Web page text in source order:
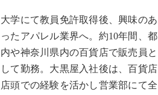
大学にて教員免許取得後、興味のあ
ったアパレル業界へ。約10年間、都
内や神奈川県内の百貨店で販売員と
して勤務。大黒屋入社後は、百貨店
店頭での経験を活かし営業部にて全